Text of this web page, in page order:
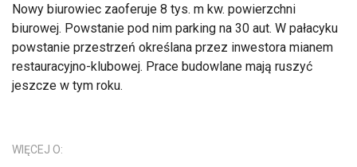
Nowy biurowiec zaoferuje 8 tys. m kw. powierzchni
biurowej. Powstanie pod nim parking na 30 aut. W pałacyku
powstanie przestrzeń określana przez inwestora mianem
restauracyjno-klubowej. Prace budowlane mają ruszyć
jeszcze w tym roku.
WIĘCEJ O: